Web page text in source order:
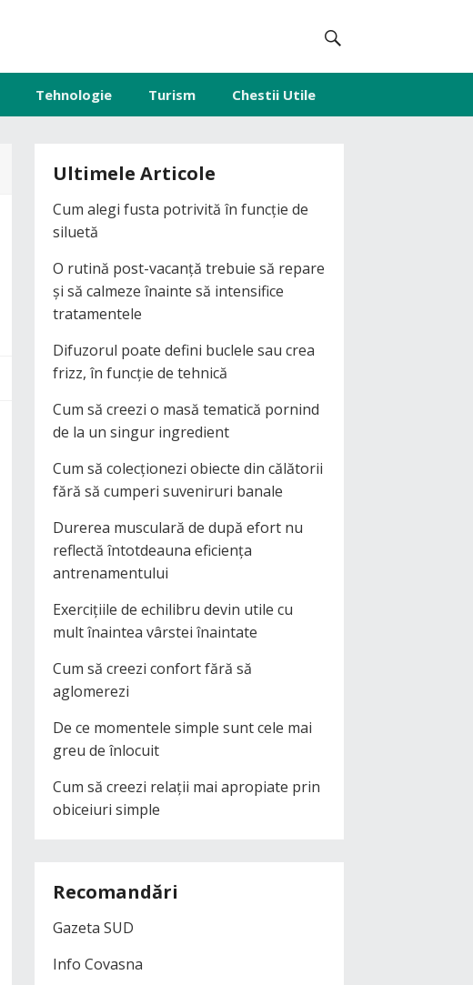
Tehnologie Turism Chestii Utile
Ultimele Articole
Cum alegi fusta potrivită în funcție de
siluetă
O rutină post-vacanță trebuie să repare
și să calmeze înainte să intensifice
tratamentele
Difuzorul poate defini buclele sau crea
frizz, în funcție de tehnică
Cum să creezi o masă tematică pornind
de la un singur ingredient
Cum să colecționezi obiecte din călătorii
fără să cumperi suveniruri banale
Durerea musculară de după efort nu
reflectă întotdeauna eficiența
antrenamentului
Exercițiile de echilibru devin utile cu
mult înaintea vârstei înaintate
Cum să creezi confort fără să
aglomerezi
De ce momentele simple sunt cele mai
greu de înlocuit
Cum să creezi relații mai apropiate prin
obiceiuri simple
Recomandări
Gazeta SUD
Info Covasna